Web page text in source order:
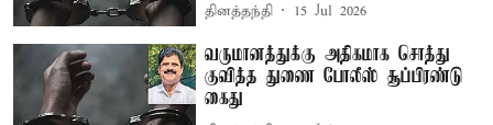
தினத்தந்தி 15 Jul 2026
வருமானத்துக்கு அதிகமாக சொத்து
குவித்த துணை போலீஸ் சூப்பிரண்டு
கைது